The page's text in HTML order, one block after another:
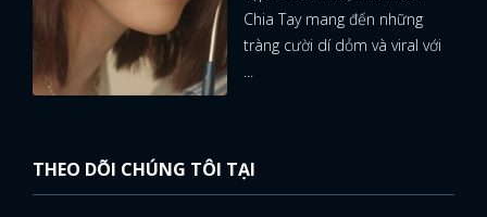
Chia Tay mang đến những
tràng cười dí dỏm và viral với
THEO DÕI CHÚNG TÔI TẠI